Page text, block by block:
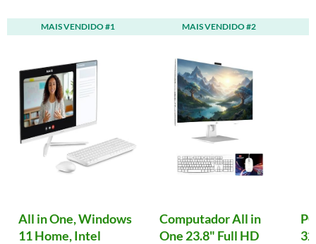
MAIS VENDIDO #1
All in One, Windows
11 Home, Intel
MAIS VENDIDO #2
Computador All in
One 23.8" Full HD